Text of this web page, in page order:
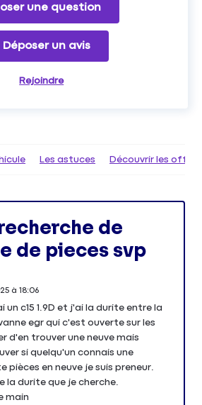
une question
Déposer un avis
Rejoindre
Les astuces Découvrir les
de
de pieces svp
à 18:06
un c15 1.9D et j'ai la durite entre la
egr qui c'est ouverte sur les
d'en trouver une neuve mais
si quelqu'un connais une
pièces en neuve je suis preneur.
la durite que je cherche.
main